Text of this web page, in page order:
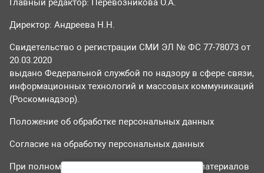
Главный редактор: Перевозникова О.А.
Директор: Андреева Н.Н.
Свидетельство о регистрации СМИ ЭЛ № ФС 77-78073 от
20.03.2020
выдано Федеральной службой по надзору в сфере связи,
информационных технологий и массовых коммуникаций
(Роскомнадзор).
Положение об обработке персональных данных
Согласие на обработку персональных данных
При полном или частичном использовании материалов